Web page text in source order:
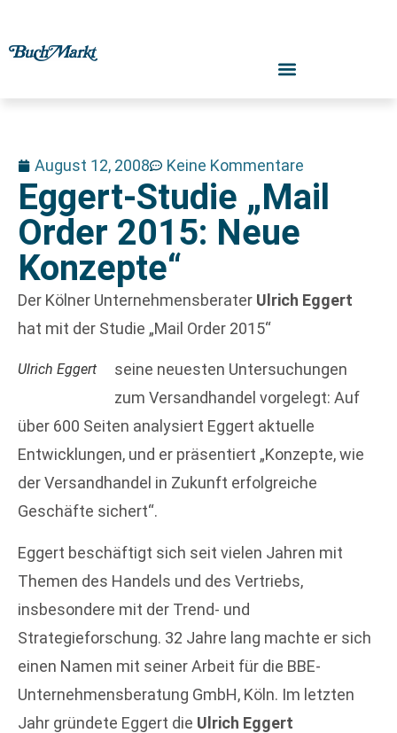
August 12, 2008 Keine Kommentare
Eggert-Studie „Mail
Order 2015: Neue
Konzepte“
Der Kölner Unternehmensberater Ulrich Eggert
hat mit der Studie „Mail Order 2015“
Ulrich Eggert
seine neuesten Untersuchungen
zum Versandhandel vorgelegt: Auf
über 600 Seiten analysiert Eggert aktuelle
Entwicklungen, und er präsentiert „Konzepte, wie
der Versandhandel in Zukunft erfolgreiche
Geschäfte sichert“.
Eggert beschäftigt sich seit vielen Jahren mit
Themen des Handels und des Vertriebs,
insbesondere mit der Trend- und
Strategieforschung. 32 Jahre lang machte er sich
einen Namen mit seiner Arbeit für die BBE-
Unternehmensberatung GmbH, Köln. Im letzten
Jahr gründete Eggert die Ulrich Eggert